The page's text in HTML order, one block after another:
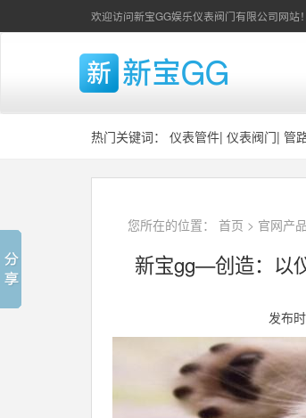
欢迎访问新宝GG娱乐仪表阀门有限公司网站！
热门关键词： 仪表管件| 仪表阀门| 管
您所在的位置： 首页 > 官网产
新宝gg—创造：以
发布